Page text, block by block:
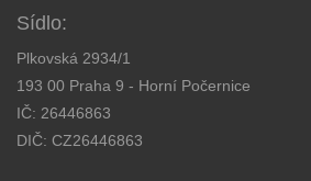
Sídlo:
Plkovská 2934/1
193 00 Praha 9 - Horní Počernice
IČ: 26446863
DIČ: CZ26446863